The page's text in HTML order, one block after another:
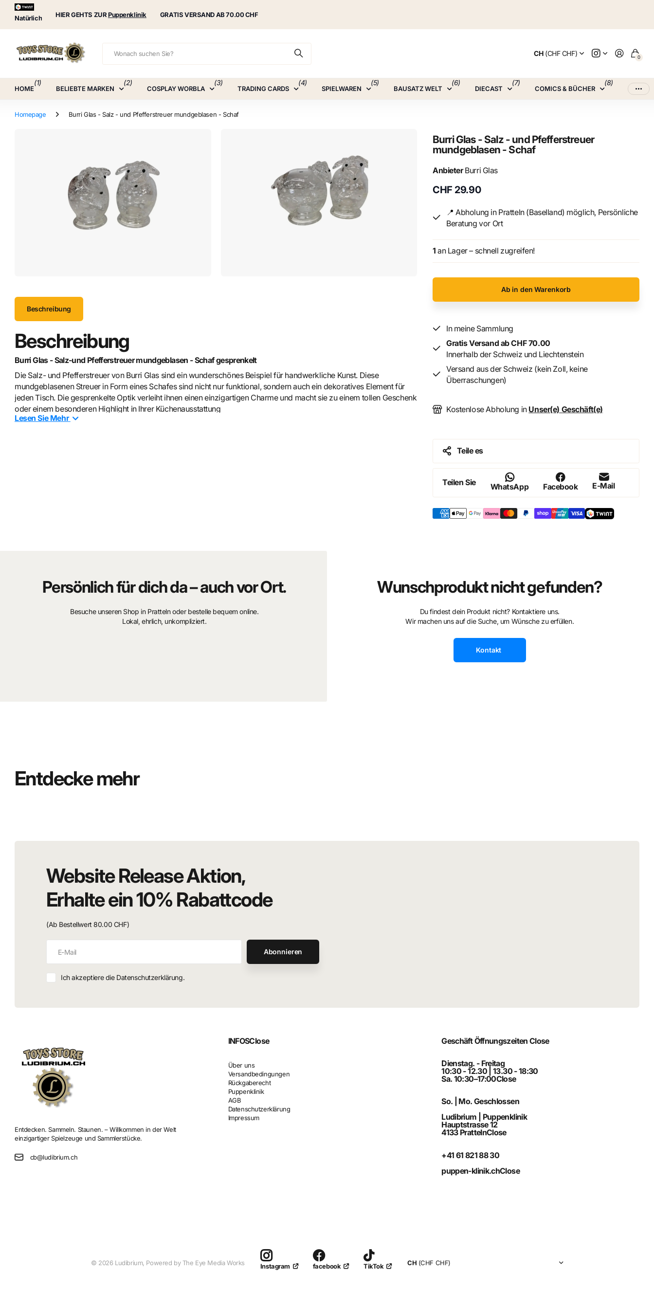
Natürlich HIER GEHTS ZURPuppenklinik
Puppenklinik GRATIS VERSAND AB 70.00 CHF
CH(CHF CHF) 0
HOME
(1)
BELIEBTE MARKEN
(2)
COSPLAY WORBLA
(3)
TRADING CARDS
(4)
SPIELWAREN
(5)
BAUSATZ WELT
(6)
DIECAST
(7)
COMICS & BÜCHER
(8)
Homepage Burri Glas - Salz - und Pfefferstreuer mundgeblasen - Schaf
Beschreibung
Beschreibung
Burri Glas - Salz-und Pfefferstreuer mundgeblasen - Schaf gesprenkelt
Die Salz- und Pfefferstreuer von Burri Glas sind ein wunderschönes Beispiel für handwerkliche Kunst. Diese
mundgeblasenen Streuer in Form eines Schafes sind nicht nur funktional, sondern auch ein dekoratives Element für
jeden Tisch. Die gesprenkelte Optik verleiht ihnen einen einzigartigen Charme und macht sie zu einem tollen Geschenk
oder einem besonderen Highlight in Ihrer Küchenausstattung
Lesen Sie Mehr
Burri Glas - Salz - und Pfefferstreuer
mundgeblasen - Schaf
AnbieterBurri Glas
CHF 29.90
📍 Abholung in Pratteln (Baselland) möglich, Persönliche
Beratung vor Ort
1 an Lager – schnell zugreifen!
Ab in den Warenkorb
In meine Sammlung
Gratis Versand ab CHF 70.00
Innerhalb der Schweiz und Liechtenstein
Versand aus der Schweiz (kein Zoll, keine
Überraschungen)
Kostenlose Abholung in Unser(e) Geschäft(e)
Teile es
Teilen Sie WhatsApp Facebook E-Mail
Persönlich für dich da – auch vor Ort.
Besuche unseren Shop in Pratteln oder bestelle bequem online.
Lokal, ehrlich, unkompliziert.
Wunschprodukt nicht gefunden?
Du findest dein Produkt nicht? Kontaktiere uns.
Wir machen uns auf die Suche, um Wünsche zu erfüllen.
Kontakt
Entdecke mehr
Website Release Aktion,
Erhalte ein 10% Rabattcode
(Ab Bestellwert 80.00 CHF)
Abonnieren
Ich akzeptiere die Datenschutzerklärung.
Entdecken. Sammeln. Staunen. – Willkommen in der Welt
einzigartiger Spielzeuge und Sammlerstücke.
cb@ludibrium.ch
INFOSClose
Über uns
Versandbedingungen
Rückgaberecht
Puppenklinik
AGB
Datenschutzerklärung
Impressum
Geschäft Öffnungszeiten Close
Dienstag. - Freitag
10:30 - 12.30 | 13.30 - 18:30
Sa. 10:30–17:00Close
So. | Mo. Geschlossen
Ludibrium | Puppenklinik
Hauptstrasse 12
4133 PrattelnClose
+41 61 821 88 30
puppen-klinik.chClose
© 2026 Ludibrium, Powered by The Eye Media Works Instagram facebook TikTok CH (CHF CHF)